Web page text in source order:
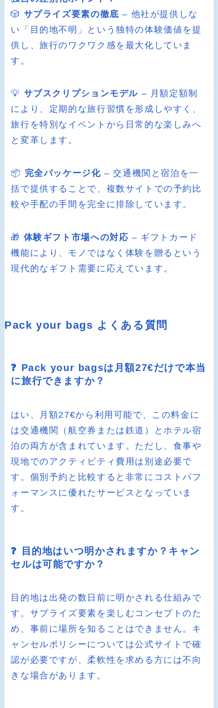
🎲 サプライズ要素の徹底 – 他社が提供しな
い「目的地不明」という独特の体験価値を提
供し、旅行のワクワク感を最大化していま
す。
💡 サブスクリプションモデル – 月額定額制
により、定期的な旅行習慣を形成しやすく、
旅行を特別なイベントから日常的な楽しみへ
と変革します。
📦 完全パッケージ化 – 交通機関と宿泊を一
括で提供することで、複数サイトでの予約比
較や手配の手間を完全に排除しています。
🎁 体験ギフト市場への対応 – ギフトカード
機能により、モノではなく体験を贈るという
現代的なギフト需要に応えています。
Pack your bags よくある質問
❓ Pack your bagsは月額27€だけで本当
に旅行できますか？
はい、月額27€から利用可能で、この料金に
は交通機関（航空券または鉄道）とホテル宿
泊の両方が含まれています。ただし、食事や
現地でのアクティビティ費用は別途必要で
す。個別予約と比較すると非常にコストパフ
ォーマンスに優れたサービスとなっていま
す。
❓ 目的地はいつ明かされますか？キャン
セルは可能ですか？
目的地は出発の数日前に明かされる仕組みで
す。サプライズ要素を楽しむコンセプトのた
め、事前に場所を知ることはできません。キ
ャンセルポリシーについては公式サイトで確
認が必要ですが、柔軟性を求める方には不向
きな場合があります。